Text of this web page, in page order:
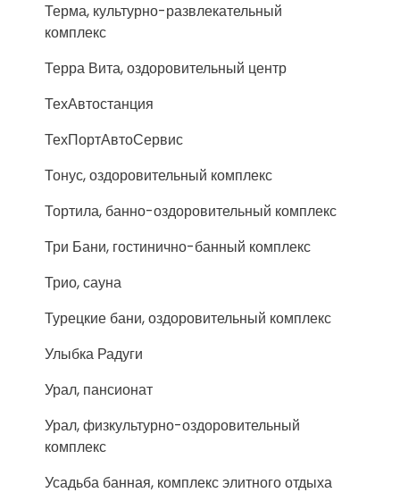
Терма, культурно-развлекательный
комплекс
Терра Вита, оздоровительный центр
ТехАвтостанция
ТехПортАвтоСервис
Тонус, оздоровительный комплекс
Тортила, банно-оздоровительный комплекс
Три Бани, гостинично-банный комплекс
Трио, сауна
Турецкие бани, оздоровительный комплекс
Улыбка Радуги
Урал, пансионат
Урал, физкультурно-оздоровительный
комплекс
Усадьба банная, комплекс элитного отдыха